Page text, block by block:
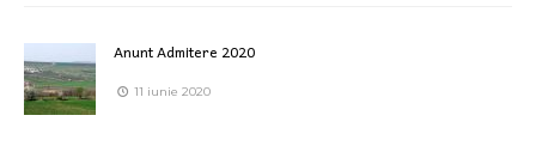
Anunt Admitere 2020
11 iunie 2020